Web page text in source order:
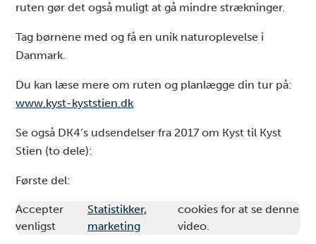
ruten gør det også muligt at gå mindre strækninger.
Tag børnene med og få en unik naturoplevelse i
Danmark.
Du kan læse mere om ruten og planlægge din tur på:
www.kyst-kyststien.dk
Se også DK4’s udsendelser fra 2017 om Kyst til Kyst
Stien (to dele):
Første del:
Accepter
venligst
Statistikker,
marketing
cookies for at se denne
video.